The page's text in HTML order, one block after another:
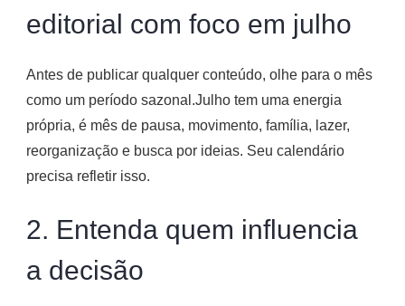
editorial com foco em julho
Antes de publicar qualquer conteúdo, olhe para o mês
como um período sazonal.Julho tem uma energia
própria, é mês de pausa, movimento, família, lazer,
reorganização e busca por ideias. Seu calendário
precisa refletir isso.
2. Entenda quem influencia
a decisão